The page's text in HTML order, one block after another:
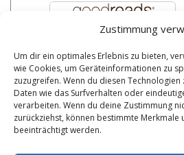
Zustimmung
Um dir ein optimales Erlebnis zu bieten,
wie Cookies, um Geräteinformationen zu
zuzugreifen. Wenn du diesen
Daten wie das Surfverhalten oder
verarbeiten. Wenn du deine Zustimmung
zurückziehst, können bestimmte Merkmale
beeinträchtigt werden.
Kategorien
Kategorien
Bibliothek